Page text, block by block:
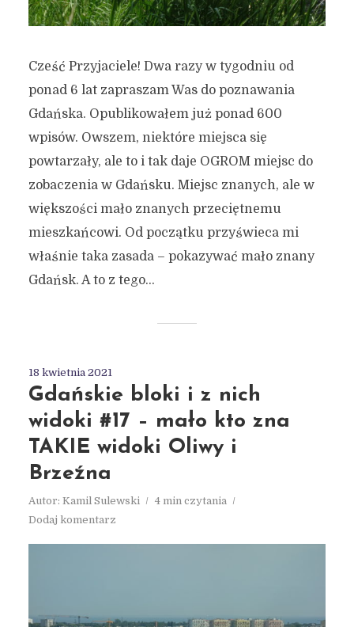
Cześć Przyjaciele! Dwa razy w tygodniu od
ponad 6 lat zapraszam Was do poznawania
Gdańska. Opublikowałem już ponad 600
wpisów. Owszem, niektóre miejsca się
powtarzały, ale to i tak daje OGROM miejsc do
zobaczenia w Gdańsku. Miejsc znanych, ale w
większości mało znanych przeciętnemu
mieszkańcowi. Od początku przyświeca mi
właśnie taka zasada – pokazywać mało znany
Gdańsk. A to z tego...
18 kwietnia 2021
Gdańskie bloki i z nich
widoki #17 – mało kto zna
TAKIE widoki Oliwy i
Brzeźna
Autor: Kamil Sulewski
4 min czytania
Dodaj komentarz